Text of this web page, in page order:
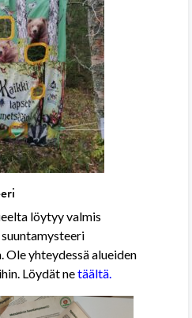
löytyy valmis
Ole yhteydessä alueiden
Löydät netäältä.